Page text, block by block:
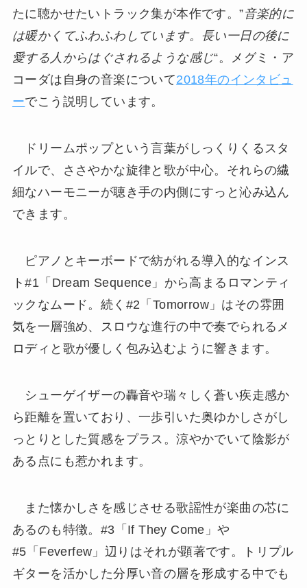
たに聴かせたいトラック集が本作です。”音楽的に
は暖かくてふわふわしています。長い一日の後に
愛する人からはぐされるような感じ“。メグミ・ア
コーダは自身の音楽について2018年のインタビュ
ーでこう説明しています。
ドリームポップという言葉がしっくりくるスタ
イルで、ささやかな旋律と歌が中心。それらの繊
細なハーモニーが聴き手の内側にすっと沁み込ん
できます。
ピアノとキーボードで紡がれる導入的なインス
ト#1「Dream Sequence」から高まるロマンティ
ックなムード。続く#2「Tomorrow」はその雰囲
気を一層強め、スロウな進行の中で奏でられるメ
ロディと歌が優しく包み込むように響きます。
シューゲイザーの轟音や瑞々しく蒼い疾走感か
ら距離を置いており、一歩引いた奥ゆかしさがし
っとりとした質感をプラス。涼やかでいて陰影が
ある点にも惹かれます。
また懐かしさを感じさせる歌謡性が楽曲の芯に
あるのも特徴。#3「If They Come」や
#5「Feverfew」辺りはそれが顕著です。トリプル
ギターを活かした分厚い音の層を形成する中でも